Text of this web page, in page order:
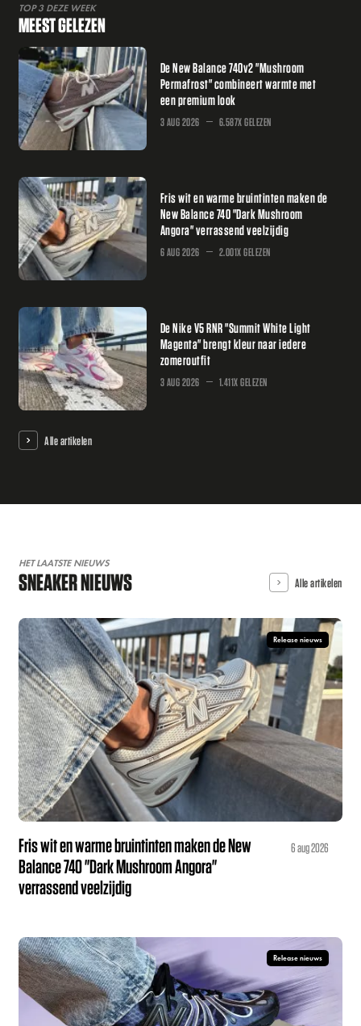
TOP 3 DEZE WEEK
MEEST GELEZEN
De New Balance 740v2 "Mushroom
Permafrost" combineert warmte met
een premium look
3 AUG 2026 6.587X GELEZEN
Fris wit en warme bruintinten maken de
New Balance 740 "Dark Mushroom
Angora" verrassend veelzijdig
6 AUG 2026 2.001X GELEZEN
De Nike V5 RNR "Summit White Light
Magenta" brengt kleur naar iedere
zomeroutfit
3 AUG 2026 1.411X GELEZEN
Alle artikelen
HET LAATSTE NIEUWS
SNEAKER NIEUWS Alle artikelen
Release nieuws
Fris wit en warme bruintinten maken de New
Balance 740 "Dark Mushroom Angora"
verrassend veelzijdig
6 aug 2026
Release nieuws